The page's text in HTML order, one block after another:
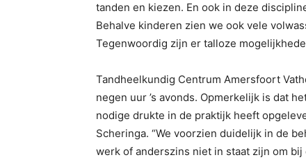
tanden en kiezen. En ook in deze
Behalve kinderen zien we ook vele
Tegenwoordig zijn er talloze
Tandheelkundig Centrum Amersfoort
negen uur ’s avonds. Opmerkelijk is dat
nodige drukte in de praktijk heeft
Scheringa. “We voorzien duidelijk in de
werk of anderszins niet in staat zijn om